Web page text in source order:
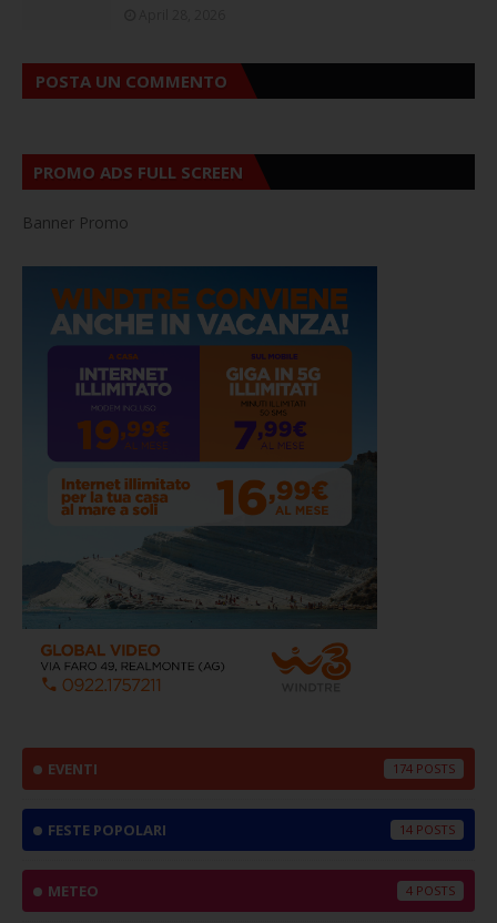
POSTA UN COMMENTO
PROMO ADS FULL SCREEN
Banner Promo
EVENTI 174
FESTE POPOLARI 14
METEO 4